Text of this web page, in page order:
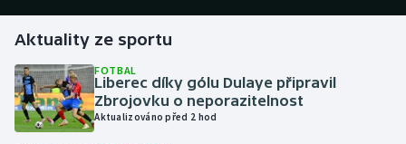
Florbal
Golf
Aktuality ze sportu
FOTBAL
Liberec díky gólu Dulaye připravil
Zbrojovku o neporazitelnost
Aktualizováno před 2 hod